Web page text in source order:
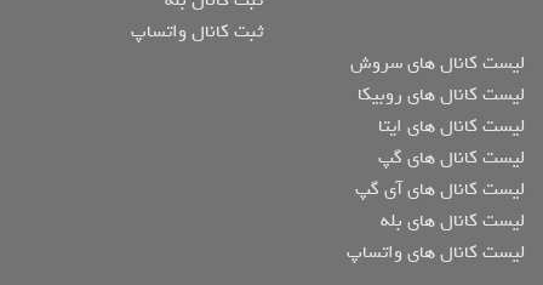
ثبت کانال واتساپ
لیست کانال های سروش
لیست کانال های روبیکا
لیست کانال های ایتا
لیست کانال های گپ
لیست کانال های آی گپ
لیست کانال های بله
لیست کانال های واتساپ